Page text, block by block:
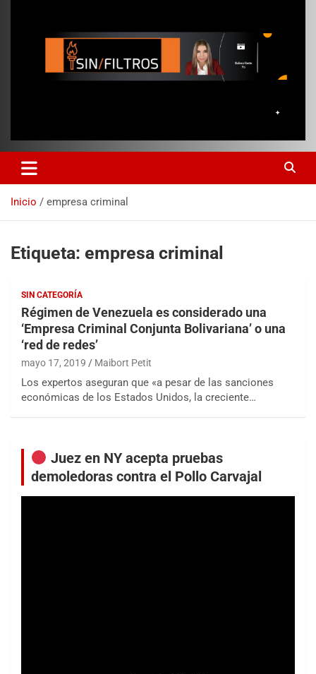
Inicio empresa criminal
Etiqueta: empresa criminal
SIN CATEGORÍA
Régimen de Venezuela es considerado una
‘Empresa Criminal Conjunta Bolivariana’ o una
‘red de redes’
mayo 17, 2019 Maibort Petit
Los expertos aseguran que «a pesar de las sanciones
económicas de los Estados Unidos, la creciente…
Juez en NY acepta pruebas
demoledoras contra el Pollo Carvajal